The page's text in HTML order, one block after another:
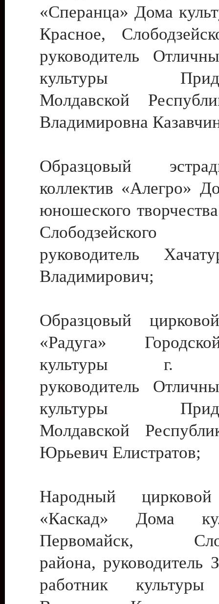
«Сперанца» Дома
Красное,
руководитель
культуры
Молдавской
Владимировна
Образцовый
коллектив «Алегро»
юношеского
руководитель
Владимирович;
Образцовый
«Радуга»
культуры г.
руководитель
культуры
Молдавской
Юрьевич Елистратов;
Народный цирковой
«Каскад» Дома
Первомайск,
района, руководитель
работник культуры